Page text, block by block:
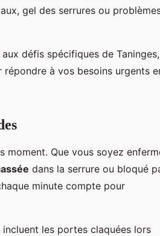
gel des serrures ou
défis spécifiques de Taninges,
répondre à vos besoins urgents
moment. Que vous soyez
dans la serrure ou bloqué
minute compte pour
les portes claquées lors